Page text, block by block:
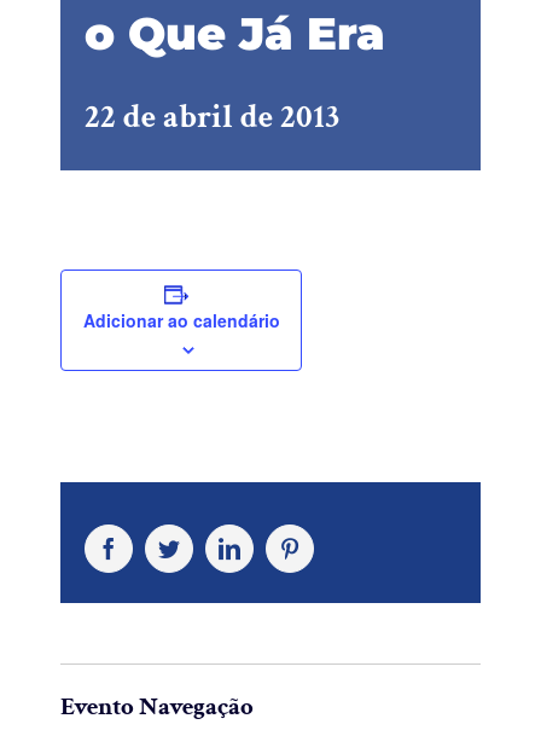
o Que Já Era
22 de abril de 2013
Adicionar ao calendário
FacebookTwitterLinkedInPinterest
Evento Navegação